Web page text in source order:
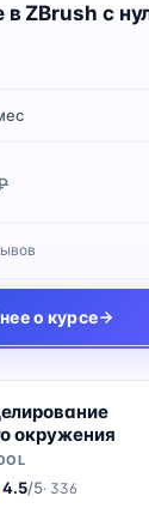
ZBrush с
о курсе
окружения
4.5/5· 336